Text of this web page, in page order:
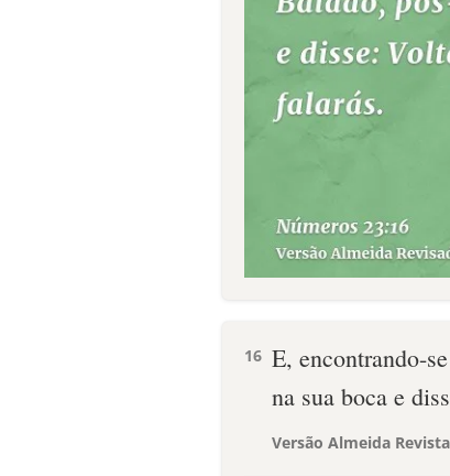
16 E, encontrando-
na sua boca e
Versão Almeida